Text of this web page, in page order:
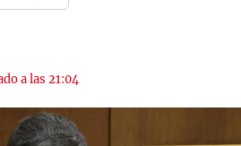
a las 21:04